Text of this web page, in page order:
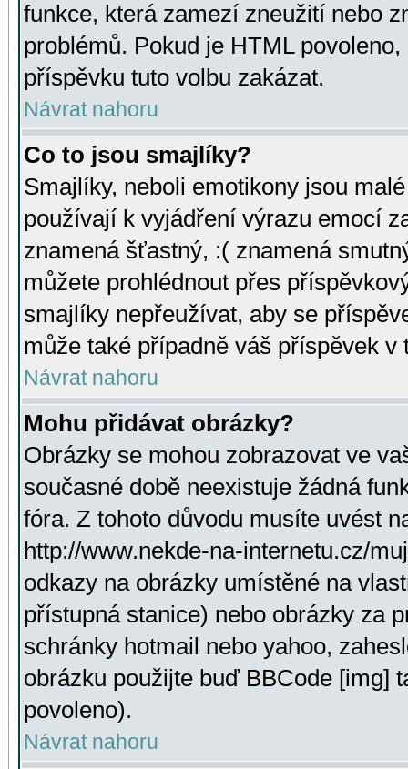
funkce, která zamezí zneužití nebo
problémů. Pokud je HTML
příspěvku tuto volbu zakázat.
Návrat nahoru
Co to jsou smajlíky?
Smajlíky, neboli emotikony jsou
používají k vyjádření výrazu emocí
znamená šťastný, :( znamená
můžete prohlédnout přes
smajlíky nepřeužívat, aby se
může také případně váš příspěvek v
Návrat nahoru
Mohu přidávat obrázky?
Obrázky se mohou zobrazovat ve
současné době neexistuje žádná
fóra. Z tohoto důvodu musíte uvést
http://www.nekde-na-internetu.cz/
odkazy na obrázky umístěné na
přístupná stanice) nebo obrázky za
schránky hotmail nebo yahoo,
obrázku použijte buď BBCode [img]
povoleno).
Návrat nahoru